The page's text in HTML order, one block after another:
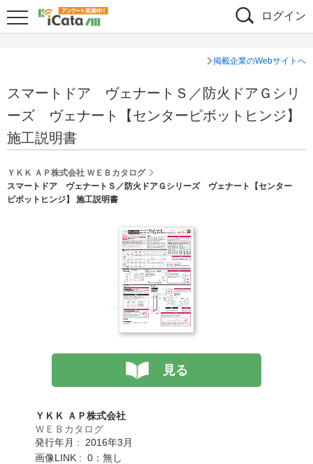
ログイン
掲載企業のWebサイトへ
スマートドア ヴェナートＳ／防火ドアＧシリ
ーズ ヴェナート【センターピボットヒンジ】
施工説明書
ＹＫＫ ＡＰ株式会社 ＷＥＢカタログ
スマートドア ヴェナートＳ／防火ドアＧシリーズ ヴェナート【センター
ピボットヒンジ】 施工説明書
見る
ＹＫＫ ＡＰ株式会社
ＷＥＢカタログ
発行年月 : 2016年3月
画像LINK : 0：無し